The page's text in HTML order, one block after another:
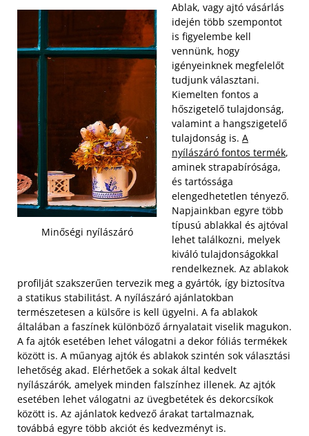
Minőségi nyílászáró
Ablak, vagy ajtó vásárlás
idején több szempontot
is figyelembe kell
vennünk, hogy
igényeinknek megfelelőt
tudjunk választani.
Kiemelten fontos a
hőszigetelő tulajdonság,
valamint a hangszigetelő
tulajdonság is. A
nyílászáró fontos termék,
aminek strapabírósága,
és tartóssága
elengedhetetlen tényező.
Napjainkban egyre több
típusú ablakkal és ajtóval
lehet találkozni, melyek
kiváló tulajdonságokkal
rendelkeznek. Az ablakok
profilját szakszerűen tervezik meg a gyártók, így biztosítva
a statikus stabilitást. A nyílászáró ajánlatokban
természetesen a külsőre is kell ügyelni. A fa ablakok
általában a faszínek különböző árnyalatait viselik magukon.
A fa ajtók esetében lehet válogatni a dekor fóliás termékek
között is. A műanyag ajtók és ablakok szintén sok választási
lehetőség akad. Elérhetőek a sokak által kedvelt
nyílászárók, amelyek minden falszínhez illenek. Az ajtók
esetében lehet válogatni az üvegbetétek és dekorcsíkok
között is. Az ajánlatok kedvező árakat tartalmaznak,
továbbá egyre több akciót és kedvezményt is.